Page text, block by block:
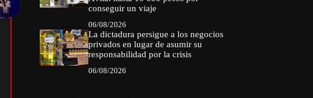
conseguir un viaje
06/08/2026
La dictadura persigue a los negocios
privados en lugar de asumir su
responsabilidad por la crisis
06/08/2026